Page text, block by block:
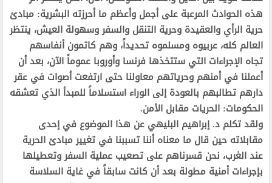
هذه الحوادث المرعبة على أجمل وأعظم ما أحرزته البشرية: مبادئ
حرية الرأي والعقيدة وحرية التنقل والسفر وسهولة العيش، ينتظر
العالم كله، عربيوه ومسلموه تحديداً، وهم كاتمون أنفاسهم
تجاه الإجراءات التي ستتخذها فرنسا وأوروبا عموماً الآن، بعد أن
أعملنا في أمنهم وحرياتهم معاولنا حتى ارتفعت أصوات في عقر
دارهم تطالبهم بالعودة إلى الوراء استسلاماً للمبدأ الذي تعشقه
الحكومات: الحريات مقابل الأمن.
ولقد تكلم د. إبراهيم البليهي عن هذا الموضوع في إحدى
مقابلاته حين قال ما معناه أننا تسببنا في تغيير مبادئ الحرية
عند الغرب، نحن قسرناهم على تصعيب عملية السفر وتعطيلها
بإجراءات أمنية مطولة بعد أن كانت سابقاً في غاية السلاسة